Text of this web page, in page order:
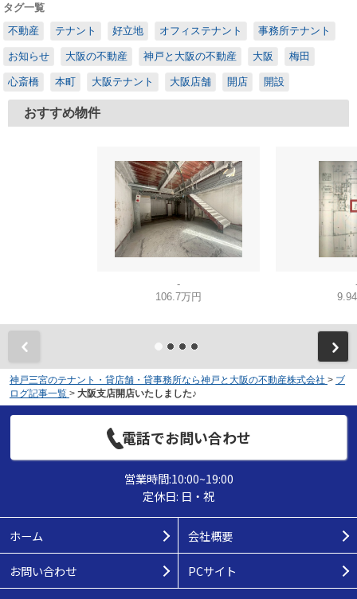
タグ一覧
不動産
テナント 好立地 オフィステナント 事務所テナント
お知らせ 大阪の不動産 神戸と大阪の不動産 大阪 梅田
心斎橋 本町 大阪テナント 大阪店舗 開店 開設
おすすめ物件
-
106.7万円
神戸三宮のテナント・貸店舗・貸事務所なら神戸と大阪の不動産株式会社 > ブ
ログ記事一覧 > 大阪支店開店いたしました♪
電話でお問い合わせ
営業時間:10:00~19:00
定休日: 日・祝
ホーム 会社概要
お問い合わせ PCサイト